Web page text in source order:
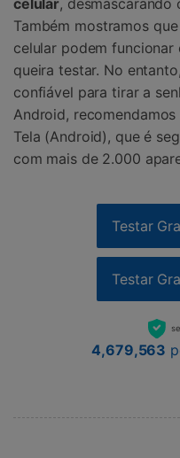
celular, desmascarando
Também mostramos
celular podem funcionar
queira testar. No
confiável para tirar a
Android,
Tela (Android), que é
com mais de 2.000
Testar
Testar
4,679,563